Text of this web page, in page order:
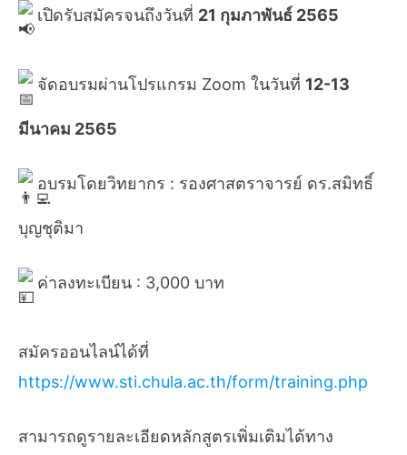
เปิดรับสมัครจนถึงวันที่ 21 กุมภาพันธ์ 2565
จัดอบรมผ่านโปรแกรม Zoom ในวันที่ 12-13
มีนาคม 2565
อบรมโดยวิทยากร : รองศาสตราจารย์ ดร.สมิทธิ์
บุญชุติมา
ค่าลงทะเบียน : 3,000 บาท
สมัครออนไลน์ได้ที่
https://www.sti.chula.ac.th/form/training.php
สามารถดูรายละเอียดหลักสูตรเพิ่มเติมได้ทาง